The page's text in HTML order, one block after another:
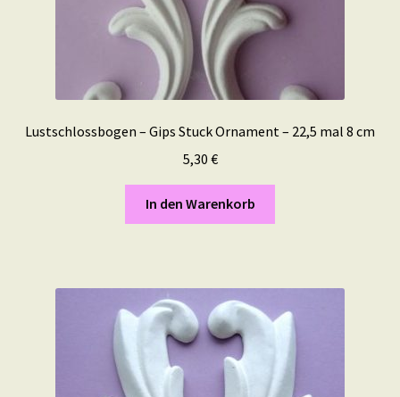
Lustschlossbogen – Gips Stuck Ornament – 22,5 mal 8 cm
5,30 €
In den Warenkorb